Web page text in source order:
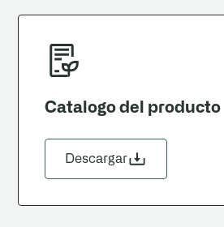
Catalogo del producto
Descargar